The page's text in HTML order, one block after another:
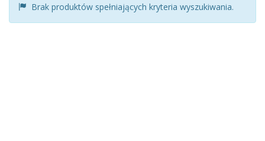
Brak produktów spełniających kryteria wyszukiwania.